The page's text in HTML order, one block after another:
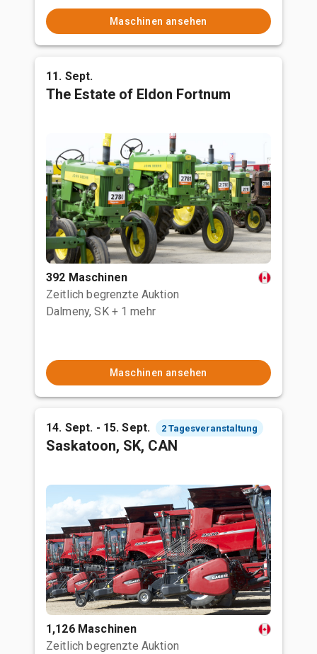
Maschinen ansehen
11. Sept.
The Estate of Eldon Fortnum
392 Maschinen
Zeitlich begrenzte Auktion
Dalmeny, SK + 1 mehr
Maschinen ansehen
14. Sept. - 15. Sept. 2 Tagesveranstaltung
Saskatoon, SK, CAN
1,126 Maschinen
Zeitlich begrenzte Auktion